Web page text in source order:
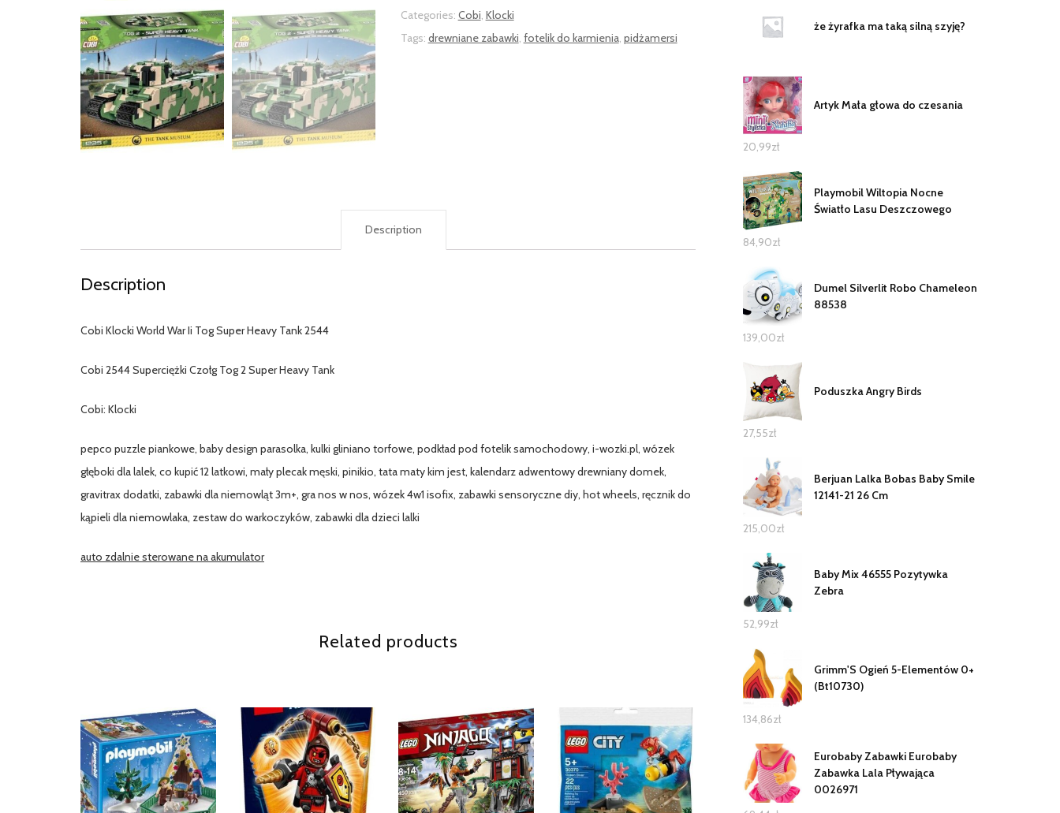
Categories: Cobi, Klocki
Tags: drewniane zabawki, fotelik do karmienia, pidżamersi
Description
Description
Cobi Klocki World War Ii Tog Super Heavy Tank 2544
Cobi 2544 Superciężki Czołg Tog 2 Super Heavy Tank
Cobi: Klocki
pepco puzzle piankowe, baby design parasolka, kulki gliniano torfowe, podkład pod fotelik samochodowy, i-wozki.pl, wózek
głęboki dla lalek, co kupić 12 latkowi, mały plecak męski, pinikio, tata maty kim jest, kalendarz adwentowy drewniany domek,
gravitrax dodatki, zabawki dla niemowląt 3m+, gra nos w nos, wózek 4w1 isofix, zabawki sensoryczne diy, hot wheels, ręcznik do
kąpieli dla niemowlaka, zestaw do warkoczyków, zabawki dla dzieci lalki
auto zdalnie sterowane na akumulator
Related products
że żyrafka ma taką silną szyję?
Artyk Mała głowa do czesania
20,99zł
Playmobil Wiltopia Nocne
Światło Lasu Deszczowego
84,90zł
Dumel Silverlit Robo Chameleon
88538
139,00zł
Poduszka Angry Birds
27,55zł
Berjuan Lalka Bobas Baby Smile
12141-21 26 Cm
215,00zł
Baby Mix 46555 Pozytywka
Zebra
52,99zł
Grimm'S Ogień 5-Elementów 0+
(Bt10730)
134,86zł
Eurobaby Zabawki Eurobaby
Zabawka Lala Pływająca
0026971